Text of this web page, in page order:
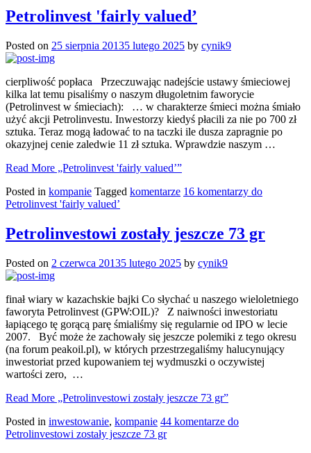
Petrolinvest 'fairly valued’
Posted on 25 sierpnia 20135 lutego 2025 by cynik9
cierpliwość popłaca Przeczuwając nadejście ustawy śmieciowej
kilka lat temu pisaliśmy o naszym długoletnim faworycie
(Petrolinvest w śmieciach): … w charakterze śmieci można śmiało
użyć akcji Petrolinvestu. Inwestorzy kiedyś płacili za nie po 700 zł
sztuka. Teraz mogą ładować to na taczki ile dusza zapragnie po
okazyjnej cenie zaledwie 11 zł sztuka. Wprawdzie naszym …
Read More „Petrolinvest 'fairly valued’”
Posted in kompanie Tagged komentarze 16 komentarzy do
Petrolinvest 'fairly valued’
Petrolinvestowi zostały jeszcze 73 gr
Posted on 2 czerwca 20135 lutego 2025 by cynik9
finał wiary w kazachskie bajki Co słychać u naszego wieloletniego
faworyta Petrolinvest (GPW:OIL)? Z naiwności inwestoriatu
łapiącego tę gorącą parę śmialiśmy się regularnie od IPO w lecie
2007. Być może że zachowały się jeszcze polemiki z tego okresu
(na forum peakoil.pl), w których przestrzegaliśmy halucynujący
inwestoriat przed kupowaniem tej wydmuszki o oczywistej
wartości zero, …
Read More „Petrolinvestowi zostały jeszcze 73 gr”
Posted in inwestowanie, kompanie 44 komentarze do
Petrolinvestowi zostały jeszcze 73 gr